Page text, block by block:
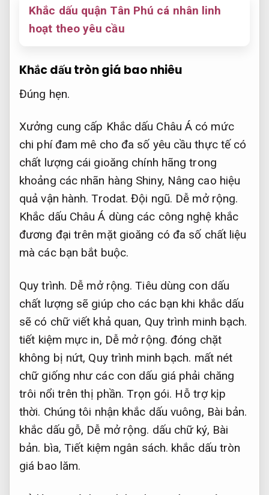
Khắc dấu quận Tân Phú cá nhân linh
hoạt theo yêu cầu
Khắc dấu tròn giá bao nhiêu
Đúng hẹn.
Xưởng cung cấp Khắc dấu Châu Á có mức
chi phí đam mê cho đa số yêu cầu thực tế có
chất lượng cái gioăng chính hãng trong
khoảng các nhãn hàng Shiny, Nâng cao hiệu
quả vận hành. Trodat.Đội ngũ. Dễ mở rộng.
Khắc dấu Châu Á dùng các công nghệ khắc
đương đại trên mặt gioăng có đa số chất liệu
mà các bạn bắt buộc.
Quy trình. Dễ mở rộng. Tiêu dùng con dấu
chất lượng sẽ giúp cho các bạn khi khắc dấu
sẽ có chữ viết khả quan, Quy trình minh bạch.
tiết kiệm mực in, Dễ mở rộng. đóng chặt
không bị nứt, Quy trình minh bạch. mất nét
chữ giống như các con dấu giá phải chăng
trôi nổi trên thị phần.Trọn gói. Hỗ trợ kịp
thời. Chúng tôi nhận khắc dấu vuông, Bài bản.
khắc dấu gỗ, Dễ mở rộng. dấu chữ ký, Bài
bản. bìa,Tiết kiệm ngân sách. khắc dấu tròn
giá bao lăm.